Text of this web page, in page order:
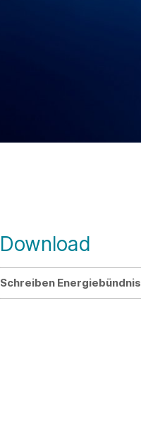
Download
Schreiben Energiebündnis